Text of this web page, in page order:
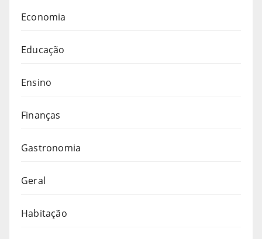
Economia
Educação
Ensino
Finanças
Gastronomia
Geral
Habitação